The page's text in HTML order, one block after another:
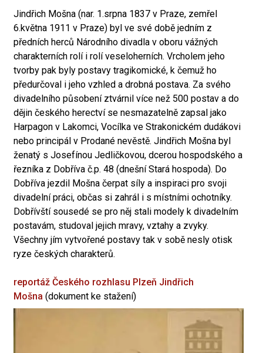
Jindřich Mošna (nar. 1.srpna 1837 v Praze, zemřel
6.května 1911 v Praze) byl ve své době jedním z
předních herců Národního divadla v oboru vážných
charakterních rolí i rolí veseloherních. Vrcholem jeho
tvorby pak byly postavy tragikomické, k čemuž ho
předurčoval i jeho vzhled a drobná postava. Za svého
divadelního působení ztvárnil více než 500 postav a do
dějin českého herectví se nesmazatelně zapsal jako
Harpagon v Lakomci, Vocílka ve Strakonickém dudákovi
nebo principál v Prodané nevěstě. Jindřich Mošna byl
ženatý s Josefínou Jedličkovou, dcerou hospodského a
řezníka z Dobříva č.p. 48 (dnešní Stará hospoda). Do
Dobříva jezdil Mošna čerpat síly a inspiraci pro svoji
divadelní práci, občas si zahrál i s místními ochotníky.
Dobřívští sousedé se pro něj stali modely k divadelním
postavám, studoval jejich mravy, vztahy a zvyky.
Všechny jím vytvořené postavy tak v sobě nesly otisk
ryze českých charakterů.
reportáž Českého rozhlasu Plzeň Jindřich
Mošna (dokument ke stažení)